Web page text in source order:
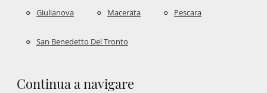
Giulianova Macerata Pescara
San Benedetto Del Tronto
Continua a navigare